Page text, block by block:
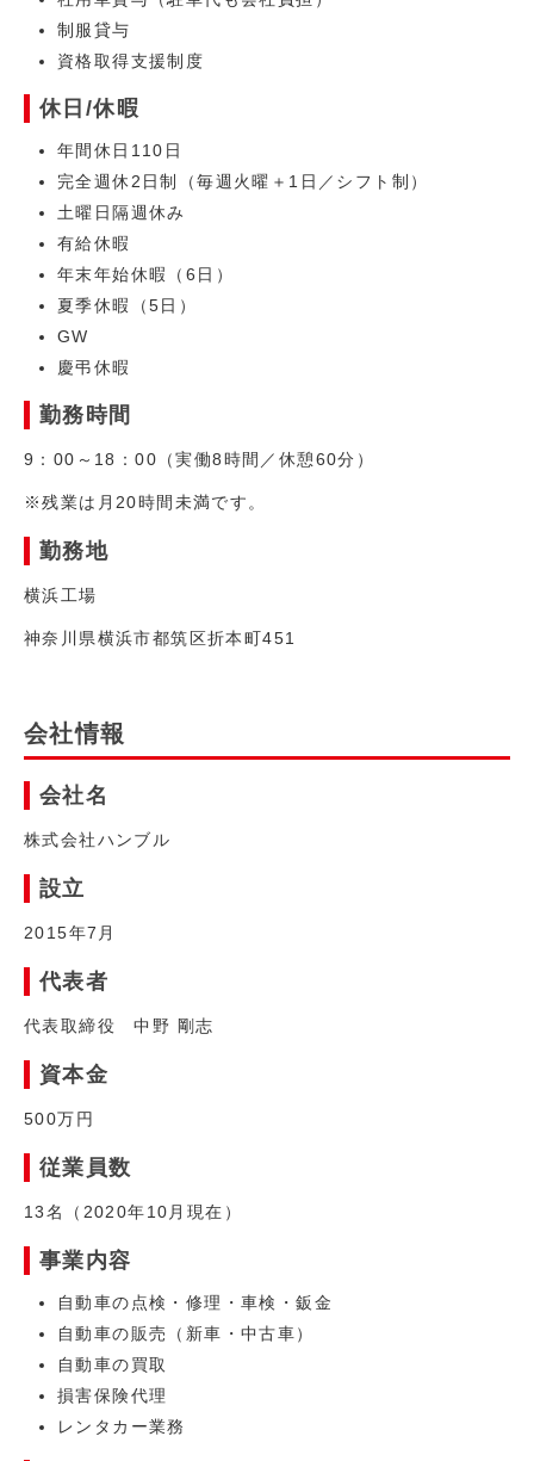
制服貸与
資格取得支援制度
休日/休暇
年間休日110日
完全週休2日制（毎週火曜＋1日／シフト制）
土曜日隔週休み
有給休暇
年末年始休暇（6日）
夏季休暇（5日）
GW
慶弔休暇
勤務時間
9：00～18：00（実働8時間／休憩60分）
※残業は月20時間未満です。
勤務地
横浜工場
神奈川県横浜市都筑区折本町451
会社情報
会社名
株式会社ハンブル
設立
2015年7月
代表者
代表取締役 中野 剛志
資本金
500万円
従業員数
13名（2020年10月現在）
事業内容
自動車の点検・修理・車検・鈑金
自動車の販売（新車・中古車）
自動車の買取
損害保険代理
レンタカー業務